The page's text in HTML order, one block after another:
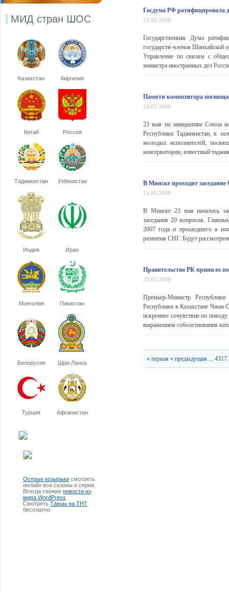
МИД стран ШОС
Казахстан Киргизия
Китай Россия
Таджикистан Узбекистан
Индия Иран
Монголия Пакистан
Белорусия Шри-Ланка
Турция Афганистан
Острые козырьки смотреть
онлайн все сезоны и серии.
Всегда свежие новости из
мира WordPress
Смотреть Танцы на ТНТ
бесплатно
Госдума РФ ратифицировала
23.05.2008
Государственная Дума
государств-членов Шанхайской
Управление по связям с
министра иностранных дел
Памяти композитора
23.05.2008
23 мая по инициативе Союза
Республики Таджикистан, в
молодых исполнителей,
консерватории, известный
В Минске проходит
23.05.2008
В Минске 23 мая началось
заседания 20 вопросов.
2007 года и прошедшего в
развития СНГ. Будут
Правительство РК приняло
23.05.2008
Премьер-Министр
Республики в Казахстане
искреннее сочувствие по
выражением соболезнования
« первая « предыдущая ... 4317